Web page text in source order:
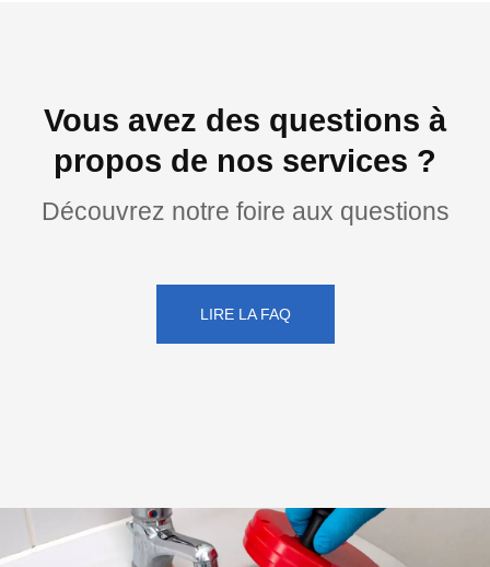
Vous avez des questions à
propos de nos services ?
Découvrez notre foire aux questions
LIRE LA FAQ